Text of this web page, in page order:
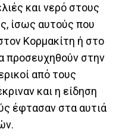
και νερό στους
ίσως αυτούς που
Κορμακίτη ή στο
προσευχηθούν στην
από τους
και η είδηση
έφτασαν στα αυτιά